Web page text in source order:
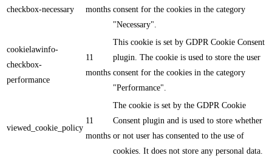
checkbox-necessary
months consent for the cookies in the category
"Necessary".
cookielawinfo-
checkbox-
performance
11
months
This cookie is set by GDPR Cookie Consent
plugin. The cookie is used to store the user
consent for the cookies in the category
"Performance".
viewed_cookie_policy
11
months
The cookie is set by the GDPR Cookie
Consent plugin and is used to store whether
or not user has consented to the use of
cookies. It does not store any personal data.